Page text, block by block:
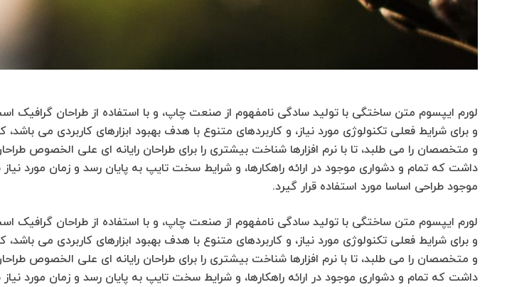
لورم ایپسوم متن ساختگی با تولید سادگی نامفهوم از صنعت چاپ، و با استفاده از طراحان گرافیک
و برای شرایط فعلی تکنولوژی مورد نیاز، و کاربردهای متنوع با هدف بهبود ابزارهای کاربردی می
و متخصصان را می طلبد، تا با نرم افزارها شناخت بیشتری را برای طراحان رایانه ای علی الخصوص
داشت که تمام و دشواری موجود در ارائه راهکارها، و شرایط سخت تایپ به پایان رسد و زمان مورد
موجود طراحی اساسا مورد استفاده قرار گیرد.
لورم ایپسوم متن ساختگی با تولید سادگی نامفهوم از صنعت چاپ، و با استفاده از طراحان گرافیک
و برای شرایط فعلی تکنولوژی مورد نیاز، و کاربردهای متنوع با هدف بهبود ابزارهای کاربردی می
و متخصصان را می طلبد، تا با نرم افزارها شناخت بیشتری را برای طراحان رایانه ای علی الخصوص
داشت که تمام و دشواری موجود در ارائه راهکارها، و شرایط سخت تایپ به پایان رسد و زمان مورد